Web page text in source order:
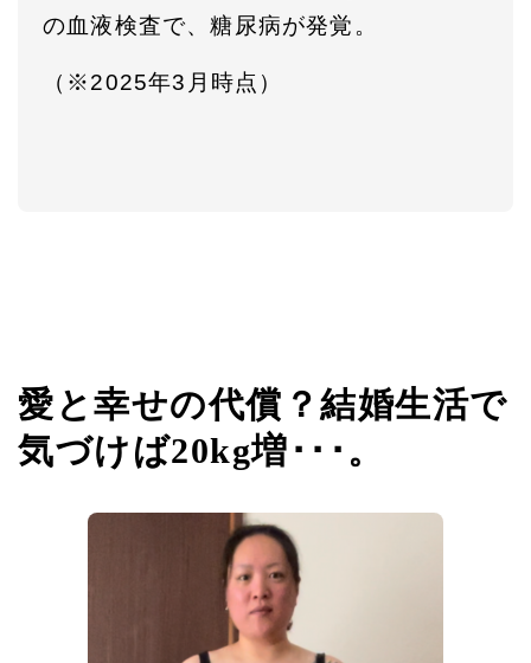
の血液検査で、糖尿病が発覚。
（※2025年3月時点）
愛と幸せの代償？結婚生活で
気づけば20kg増･･･。